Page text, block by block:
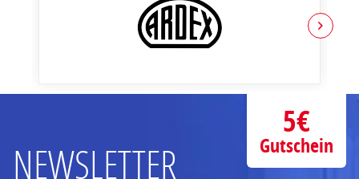
NEWSLETTER
5€
Gutschein